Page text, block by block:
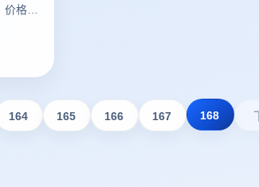
价格、
云登
如何
164 165 166 167 168